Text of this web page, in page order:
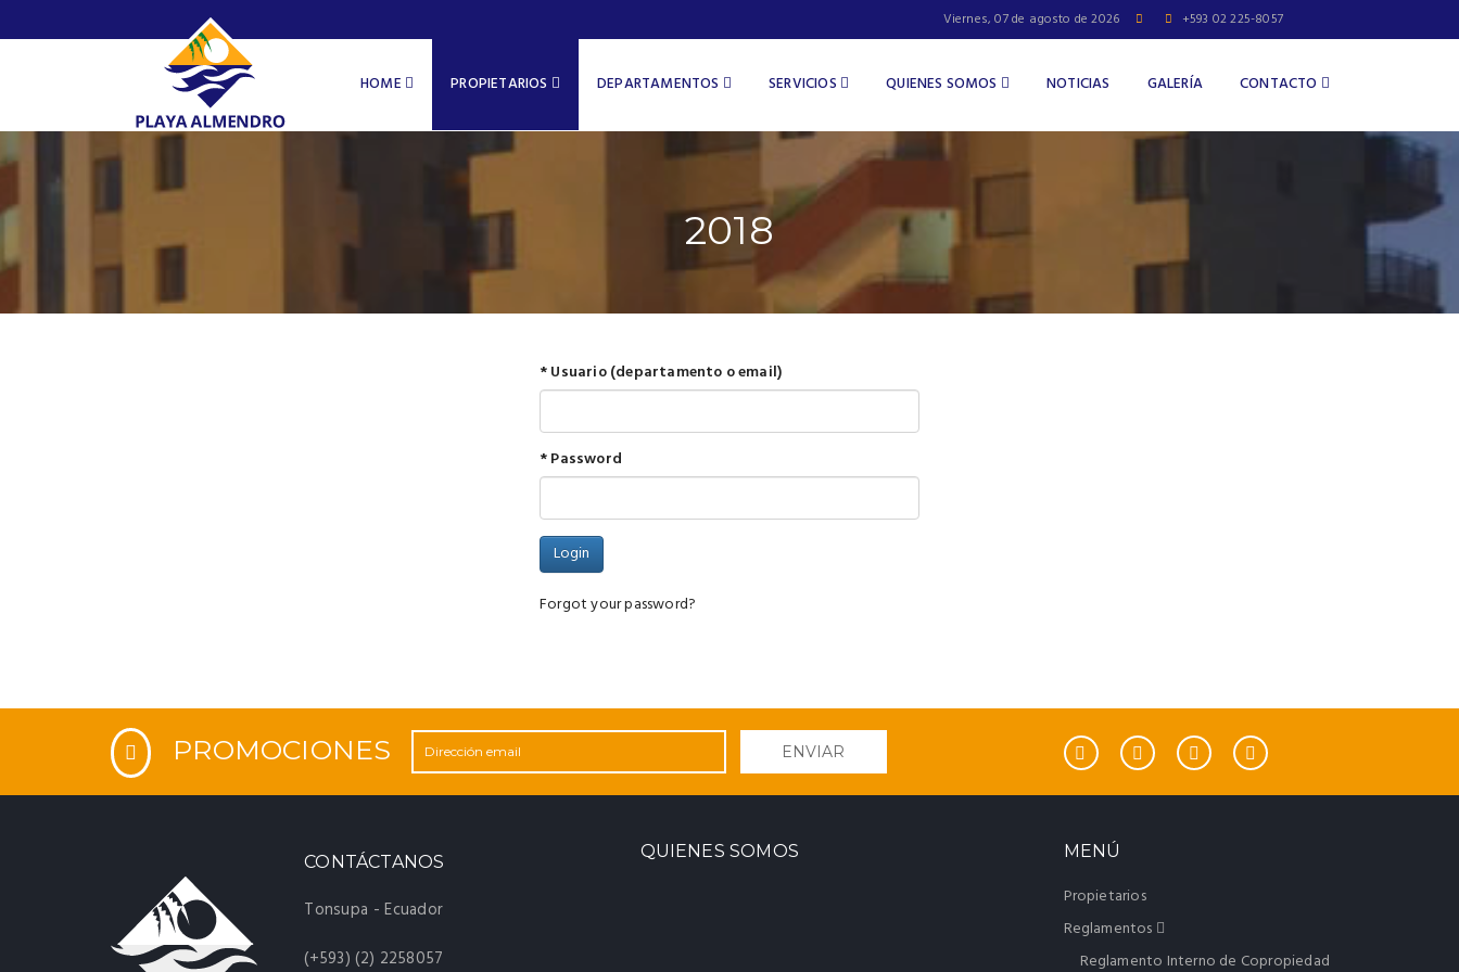
Viernes, 07 de agosto de 2026 +593 02 225-8057
HOME PROPIETARIOS DEPARTAMENTOS SERVICIOS QUIENES SOMOS NOTICIAS GALERÍA CONTACTO
2018
* Usuario (departamento o email)
* Password
Forgot your password?
PROMOCIONES ENVIAR
CONTÁCTANOS
Tonsupa - Ecuador
(+593) (2) 2258057
QUIENES SOMOS MENÚ
Propietarios
Reglamentos
Reglamento Interno de Copropiedad